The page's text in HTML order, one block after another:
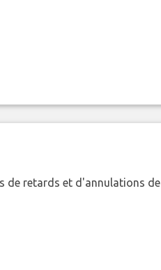
de retards et d'annulations de